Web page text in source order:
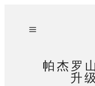
帕杰罗
升